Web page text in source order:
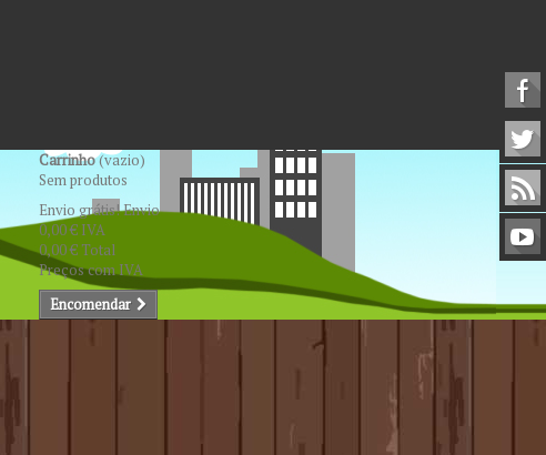
Carrinho(vazio)
Sem produtos
Envio grátis!Envio
0,00 € IVA
0,00 €Total
Preços com IVA
Encomendar